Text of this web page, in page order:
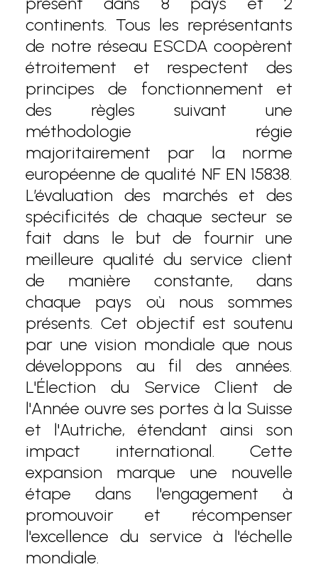
continents. Tous les représentants
de notre réseau ESCDA coopèrent
étroitement et respectent des
principes de fonctionnement et
des règles suivant une
méthodologie régie
majoritairement par la norme
européenne de qualité NF EN 15838.
L’évaluation des marchés et des
spécificités de chaque secteur se
fait dans le but de fournir une
meilleure qualité du service client
de manière constante, dans
chaque pays où nous sommes
présents. Cet objectif est soutenu
par une vision mondiale que nous
développons au fil des années.
L'Élection du Service Client de
l'Année ouvre ses portes à la Suisse
et l'Autriche, étendant ainsi son
impact international. Cette
expansion marque une nouvelle
étape dans l'engagement à
promouvoir et récompenser
l'excellence du service à l'échelle
mondiale.